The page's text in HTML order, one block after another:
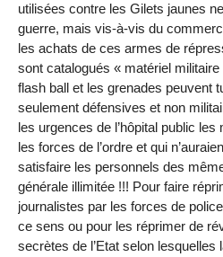
utilisées contre les Gilets jaunes
guerre, mais vis-à-vis du
les achats de ces armes de
sont catalogués « matériel
flash ball et les grenades peuvent
seulement défensives et non
les urgences de l’hôpital public
les forces de l’ordre et qui
satisfaire les personnels des
générale illimitée !!! Pour faire
journalistes par les forces de
ce sens ou pour les réprimer de
secrètes de l’Etat selon